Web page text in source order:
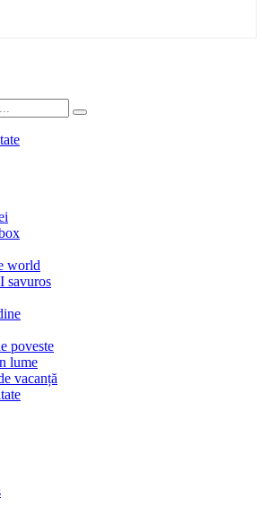
world
savuros
poveste
lume
vacanță